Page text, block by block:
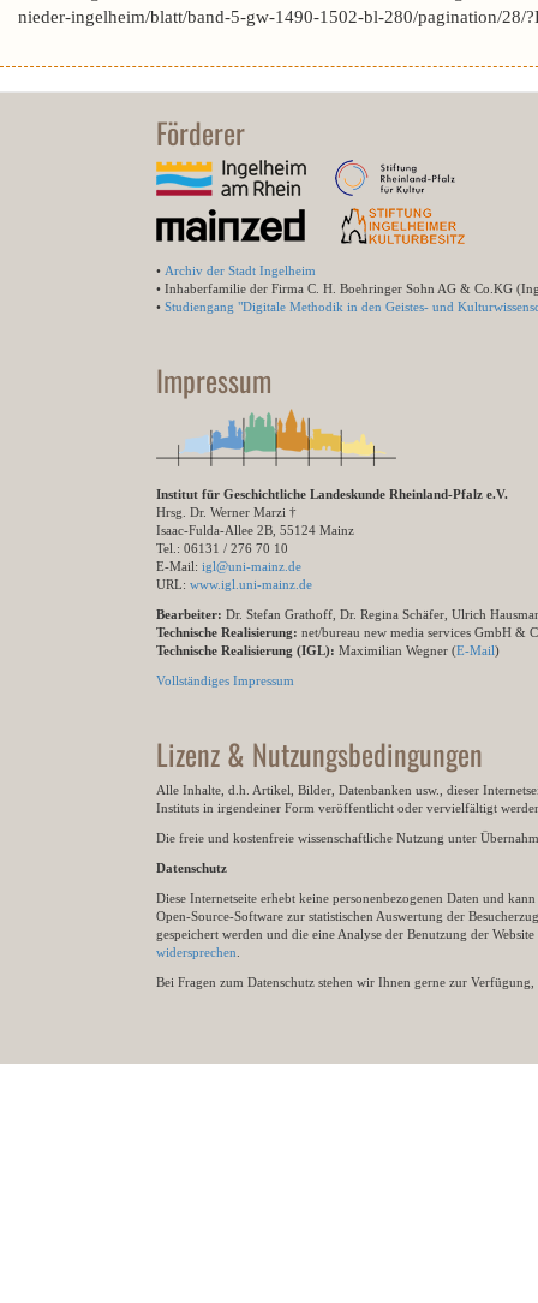
nieder-ingelheim/blatt/band-5-gw-1490-1502-bl-280/pagination/
Förderer
• Archiv der Stadt Ingelheim
• Inhaberfamilie der Firma C. H. Boehringer Sohn AG & Co.KG
• Studiengang "Digitale Methodik in den Geistes- und
Impressum
Institut für Geschichtliche Landeskunde Rheinland-Pfalz e.V.
Hrsg. Dr. Werner Marzi †
Isaac-Fulda-Allee 2B, 55124 Mainz
Tel.: 06131 / 276 70 10
E-Mail: igl@uni-mainz.de
URL: www.igl.uni-mainz.de
Bearbeiter: Dr. Stefan Grathoff, Dr. Regina Schäfer, Ulrich
Technische Realisierung: net/bureau new media services GmbH &
Technische Realisierung (IGL): Maximilian Wegner (E-Mail)
Vollständiges Impressum
Lizenz & Nutzungsbedingungen
Alle Inhalte, d.h. Artikel, Bilder, Datenbanken usw., dieser
Instituts in irgendeiner Form veröffentlicht oder vervielfältigt
Die freie und kostenfreie wissenschaftliche Nutzung unter
Datenschutz
Diese Internetseite erhebt keine personenbezogenen Daten und
Open-Source-Software zur statistischen Auswertung der
gespeichert werden und die eine Analyse der Benutzung der
widersprechen
Bei Fragen zum Datenschutz stehen wir Ihnen gerne zur